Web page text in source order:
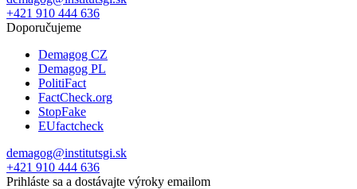
+421 910 444 636
Doporučujeme
Demagog CZ
Demagog PL
PolitiFact
FactCheck.org
StopFake
EUfactcheck
demagog@institutsgi.sk
+421 910 444 636
Prihláste sa a dostávajte výroky emailom